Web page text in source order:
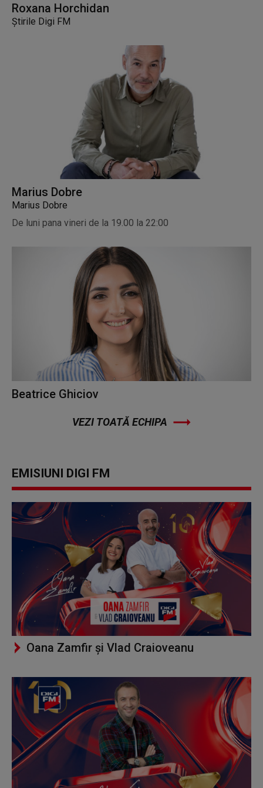
Roxana Horchidan
Știrile Digi FM
Marius Dobre
Marius Dobre
De luni pana vineri de la 19.00 la 22:00
Beatrice Ghiciov
VEZI TOATĂ ECHIPA
EMISIUNI DIGI FM
Oana Zamfir și Vlad Craioveanu